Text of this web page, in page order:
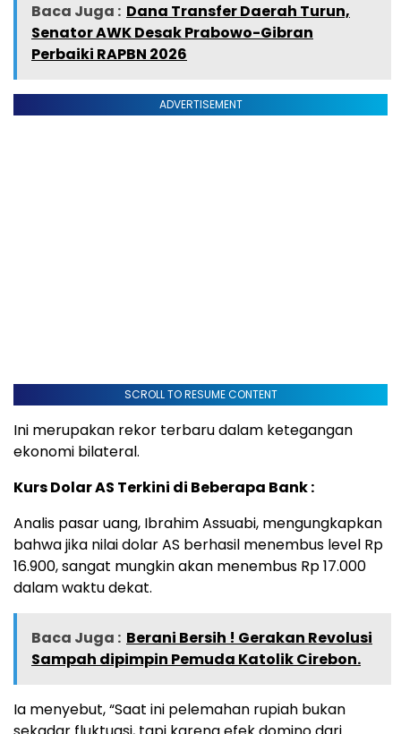
Baca Juga : Dana Transfer Daerah Turun,
Senator AWK Desak Prabowo-Gibran
Perbaiki RAPBN 2026
ADVERTISEMENT
SCROLL TO RESUME CONTENT
Ini merupakan rekor terbaru dalam ketegangan
ekonomi bilateral.
Kurs Dolar AS Terkini di Beberapa Bank :
Analis pasar uang, Ibrahim Assuabi, mengungkapkan
bahwa jika nilai dolar AS berhasil menembus level Rp
16.900, sangat mungkin akan menembus Rp 17.000
dalam waktu dekat.
Baca Juga : Berani Bersih ! Gerakan Revolusi
Sampah dipimpin Pemuda Katolik Cirebon.
Ia menyebut, “Saat ini pelemahan rupiah bukan